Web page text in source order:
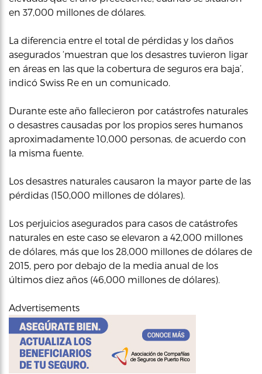
en 37,000 millones de dólares.
La diferencia entre el total de pérdidas y los daños
asegurados ‘muestran que los desastres tuvieron ligar
en áreas en las que la cobertura de seguros era baja’,
indicó Swiss Re en un comunicado.
Durante este año fallecieron por catástrofes naturales
o desastres causadas por los propios seres humanos
aproximadamente 10,000 personas, de acuerdo con
la misma fuente.
Los desastres naturales causaron la mayor parte de las
pérdidas (150,000 millones de dólares).
Los perjuicios asegurados para casos de catástrofes
naturales en este caso se elevaron a 42,000 millones
de dólares, más que los 28,000 millones de dólares de
2015, pero por debajo de la media anual de los
últimos diez años (46,000 millones de dólares).
Advertisements